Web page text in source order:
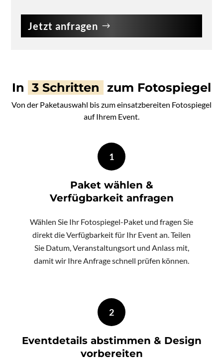
Jetzt anfragen
In 3 Schritten zum Fotospiegel
Von der Paketauswahl bis zum einsatzbereiten Fotospiegel
auf Ihrem Event.
1
Paket wählen &
Verfügbarkeit anfragen
Wählen Sie Ihr Fotospiegel-Paket und fragen Sie
direkt die Verfügbarkeit für Ihr Event an. Teilen
Sie Datum, Veranstaltungsort und Anlass mit,
damit wir Ihre Anfrage schnell prüfen können.
2
Eventdetails abstimmen & Design
vorbereiten